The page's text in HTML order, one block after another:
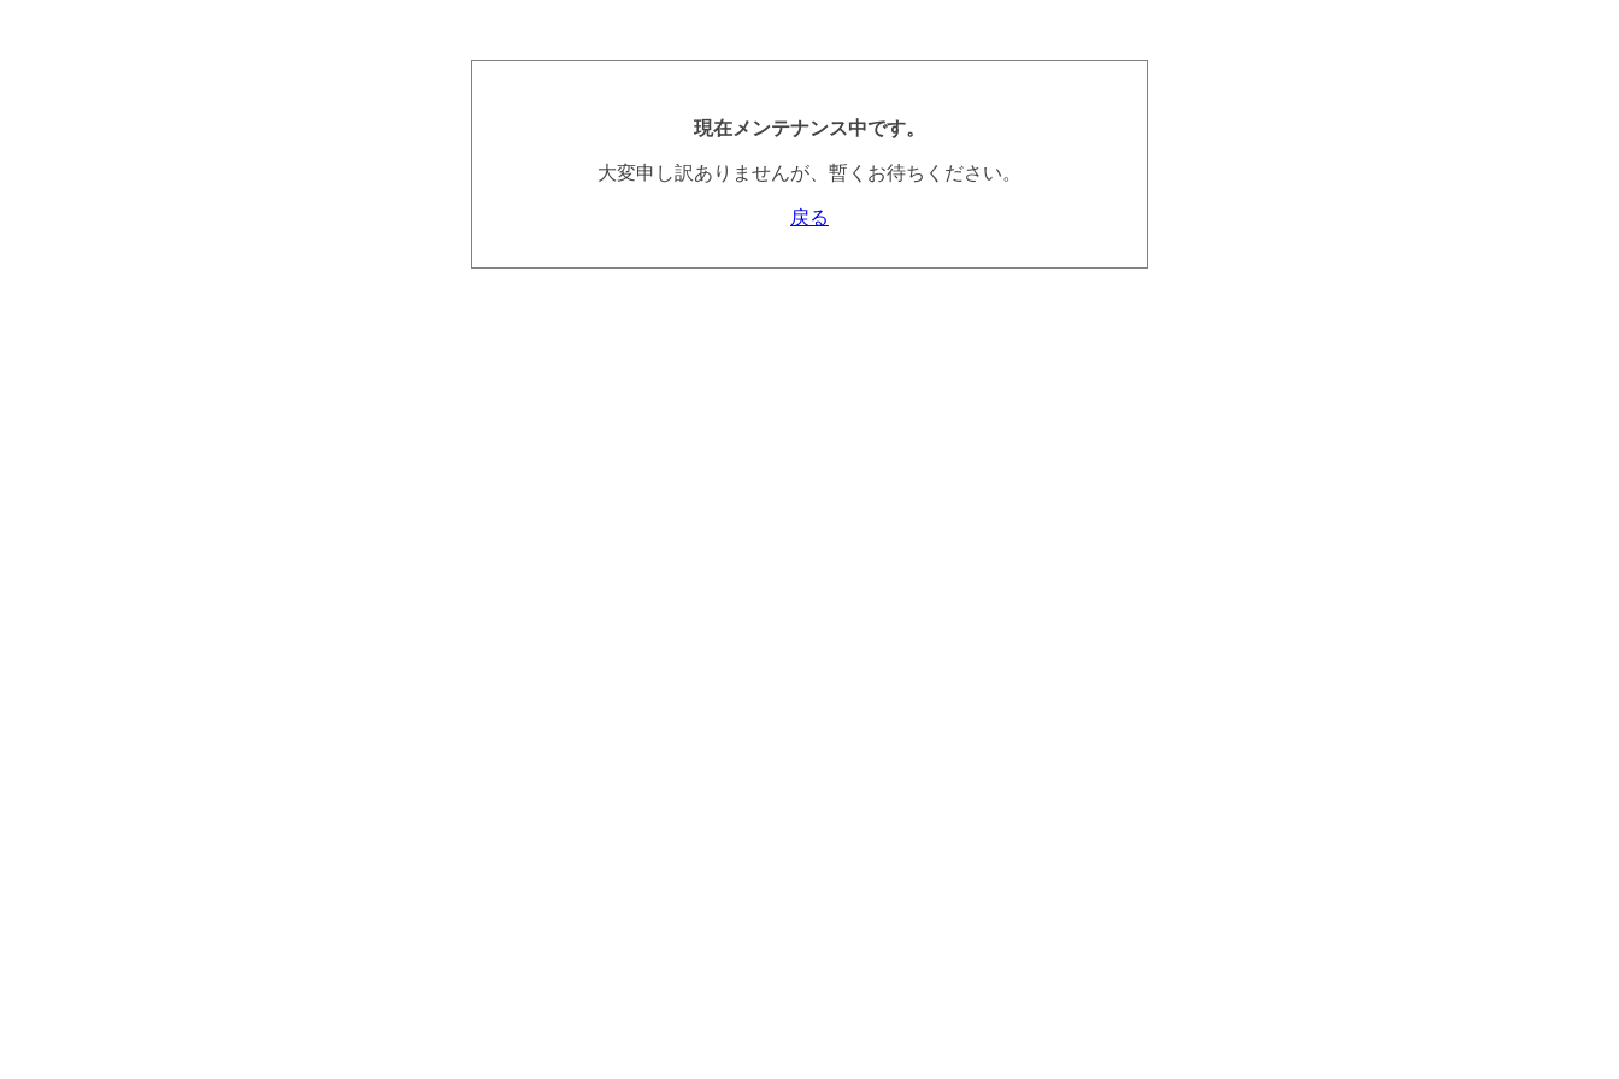
現在メンテナンス中です。
大変申し訳ありませんが、暫くお待ちください。
戻る